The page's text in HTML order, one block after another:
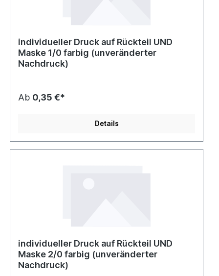
individueller Druck auf Rückteil UND
Maske 1/0 farbig (unveränderter
Nachdruck)
Ab 0,35 €*
Details
individueller Druck auf Rückteil UND
Maske 2/0 farbig (unveränderter
Nachdruck)